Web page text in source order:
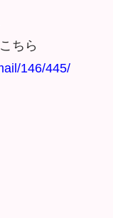
ちら
146/445/